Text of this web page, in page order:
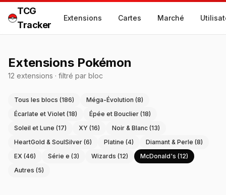
TCG
Tracker
Extensions Cartes Marché
Extensions Pokémon
12 extensions · filtré par bloc
Tous les blocs (186) Méga-Évolution (8)
Écarlate et Violet (18) Épée et Bouclier (18)
Soleil et Lune (17) XY (16) Noir & Blanc (13)
HeartGold & SoulSilver (6) Platine (4) Diamant & Perle (8)
EX (46) Série e (3) Wizards (12) McDonald's (12)
Autres (5)